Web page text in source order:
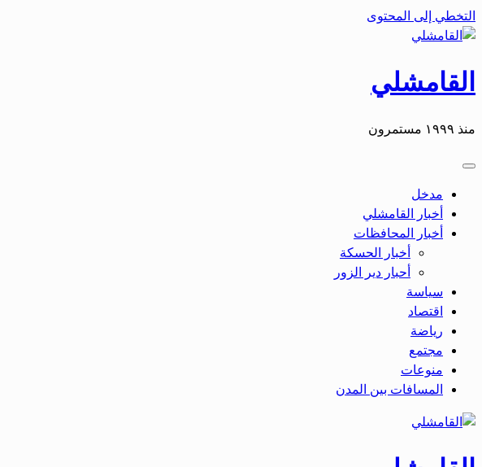
التخطي إلى المحتوى
القامشلي
منذ ١٩٩٩ مستمرون
مدخل
أخبار القامشلي
أخبار المحافظات
أخبار الحسكة
أحبار دير الزور
سياسة
اقتصاد
رياضة
مجتمع
منوعات
المسافات بين المدن